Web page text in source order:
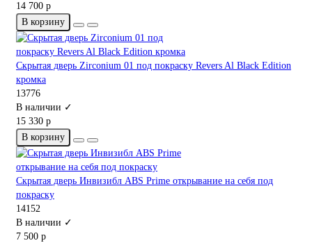
14 700 р
В корзину
Скрытая дверь Zirconium 01 под покраску Revers Al Black Edition
кромка
13776
В наличии ✓
15 330 р
В корзину
Скрытая дверь Инвизибл ABS Prime открывание на себя под
покраску
14152
В наличии ✓
7 500 р